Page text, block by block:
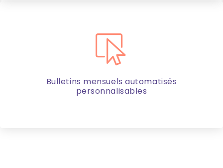
Bulletins mensuels automatisés
personnalisables